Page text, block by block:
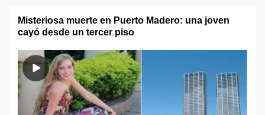
Misteriosa muerte en Puerto Madero: una joven
cayó desde un tercer piso